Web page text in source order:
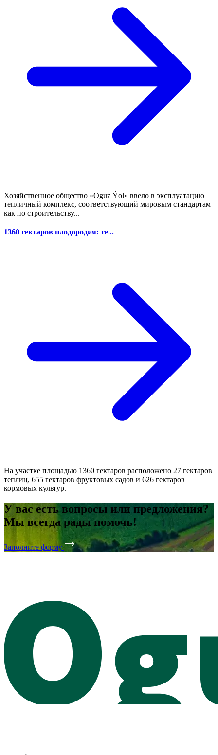
Хозяйственное общество «Oguz Ýol» ввело в эксплуатацию
тепличный комплекс, соответствующий мировым стандартам
как по строительству...
1360 гектаров плодородия: те...
На участке площадью 1360 гектаров расположено 27 гектаров
теплиц, 655 гектаров фруктовых садов и 626 гектаров
кормовых культур.
У вас есть вопросы или предложения?
Мы всегда рады помочь!
Заполните форму